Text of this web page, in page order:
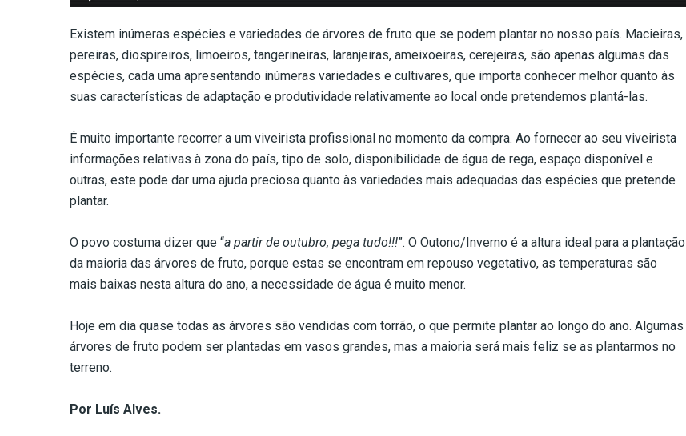
Existem inúmeras espécies e variedades de árvores de fruto que se podem plantar no nosso país. Macieiras,
pereiras, diospireiros, limoeiros, tangerineiras, laranjeiras, ameixoeiras, cerejeiras, são apenas algumas das
espécies, cada uma apresentando inúmeras variedades e cultivares, que importa conhecer melhor quanto às
suas características de adaptação e produtividade relativamente ao local onde pretendemos plantá-las.
É muito importante recorrer a um viveirista profissional no momento da compra. Ao fornecer ao seu viveirista
informações relativas à zona do país, tipo de solo, disponibilidade de água de rega, espaço disponível e
outras, este pode dar uma ajuda preciosa quanto às variedades mais adequadas das espécies que pretende
plantar.
O povo costuma dizer que “a partir de outubro, pega tudo!!!”. O Outono/Inverno é a altura ideal para a plantação
da maioria das árvores de fruto, porque estas se encontram em repouso vegetativo, as temperaturas são
mais baixas nesta altura do ano, a necessidade de água é muito menor.
Hoje em dia quase todas as árvores são vendidas com torrão, o que permite plantar ao longo do ano. Algumas
árvores de fruto podem ser plantadas em vasos grandes, mas a maioria será mais feliz se as plantarmos no
terreno.
Por Luís Alves.